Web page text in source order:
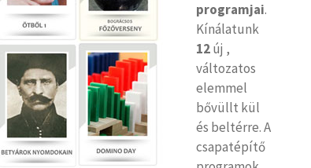
programjai.
Kínálatunk
12új ,
változatos
elemmel
bővüllt kül
és beltérre. A
csapatépítő